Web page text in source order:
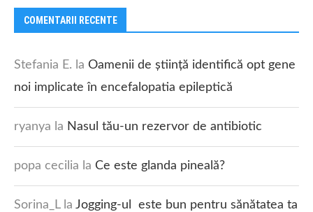
COMENTARII RECENTE
Stefania E. la Oamenii de știință identifică opt gene
noi implicate în encefalopatia epileptică
ryanya la Nasul tău-un rezervor de antibiotic
popa cecilia la Ce este glanda pineală?
Sorina_Lla Jogging-ul este bun pentru sănătatea ta